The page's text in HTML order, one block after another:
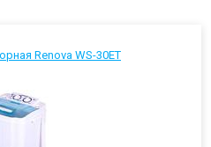
Renova WS-30ET